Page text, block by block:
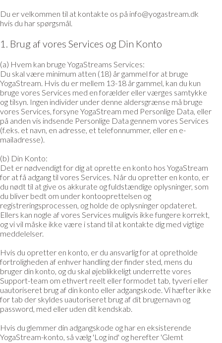
Du er velkommen til at kontakte os på info@yogastream.dk
hvis du har spørgsmål.
1. Brug af vores Services og Din Konto
(a) Hvem kan bruge YogaStreams Services:
Du skal være minimum atten (18) år gammel for at bruge
YogaStream. Hvis du er mellem 13-18 år gammel, kan du kun
bruge vores Services med en forælder eller værges samtykke
og tilsyn. Ingen individer under denne aldersgrænse må bruge
vores Services, forsyne YogaStream med Personlige Data, eller
på anden vis indsende Personlige Data gennem vores Services
(f.eks. et navn, en adresse, et telefonnummer, eller en e-
mailadresse).
(b) Din Konto:
Det er nødvendigt for dig at oprette en konto hos YogaStream
for at få adgang til vores Services. Når du opretter en konto, er
du nødt til at give os akkurate og fuldstændige oplysninger, som
du bliver bedt om under kontooprettelsen og
registreringsprocessen, og holde de oplysninger opdateret.
Ellers kan nogle af vores Services muligvis ikke fungere korrekt,
og vi vil måske ikke være i stand til at kontakte dig med vigtige
meddelelser.
Hvis du opretter en konto, er du ansvarlig for at opretholde
fortroligheden af enhver handling der finder sted, mens du
bruger din konto, og du skal øjeblikkeligt underrette vores
Support-team om ethvert reelt eller formodet tab, tyveri eller
uautoriseret brug af din konto eller adgangskode. Vi hæfter ikke
for tab der skyldes uautoriseret brug af dit brugernavn og
password, med eller uden dit kendskab.
Hvis du glemmer din adgangskode og har en eksisterende
YogaStream-konto, så vælg 'Log ind' og herefter 'Glemt